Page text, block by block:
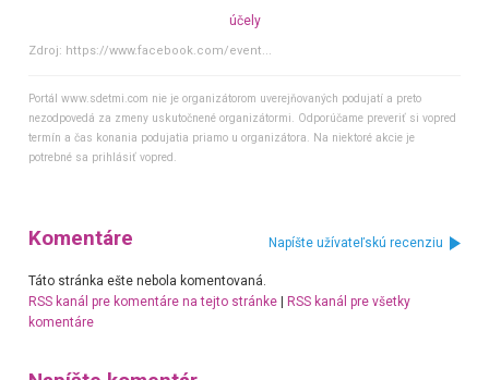
účely
Zdroj: https://www.facebook.com/event...
Portál www.sdetmi.com nie je organizátorom uverejňovaných podujatí a preto
nezodpovedá za zmeny uskutočnené organizátormi. Odporúčame preveriť si vopred
termín a čas konania podujatia priamo u organizátora. Na niektoré akcie je
potrebné sa prihlásiť vopred.
Komentáre Napíšte užívateľskú recenziu
Táto stránka ešte nebola komentovaná.
RSS kanál pre komentáre na tejto stránke| RSS kanál pre všetky
komentáre